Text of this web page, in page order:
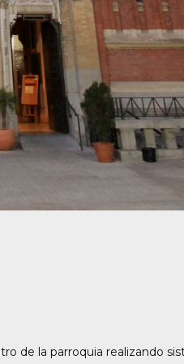
de la parroquia realizando